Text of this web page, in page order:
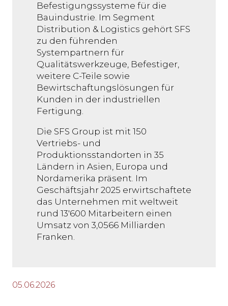
Befestigungssysteme für die
Bauindustrie. Im Segment
Distribution & Logistics gehört SFS
zu den führenden
Systempartnern für
Qualitätswerkzeuge, Befestiger,
weitere C-Teile sowie
Bewirtschaftungslösungen für
Kunden in der industriellen
Fertigung.
Die SFS Group ist mit 150
Vertriebs- und
Produktionsstandorten in 35
Ländern in Asien, Europa und
Nordamerika präsent. Im
Geschäftsjahr 2025 erwirtschaftete
das Unternehmen mit weltweit
rund 13'600 Mitarbeitern einen
Umsatz von 3,0566 Milliarden
Franken.
05.06.2026